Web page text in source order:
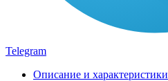
Telegram
Описание и характеристики